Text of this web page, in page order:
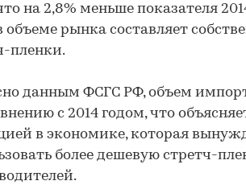
на 2,8% меньше показателя
объеме рынка составляет
пленки.
данным ФСГС РФ, объем
с 2014 годом, что
в экономике, которая
более дешевую стретч-